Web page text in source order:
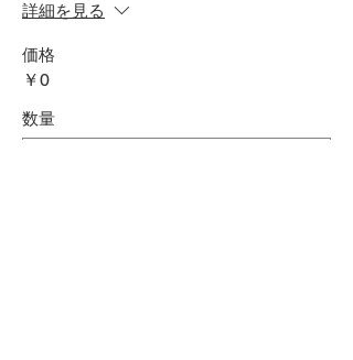
詳細を見る
価格
￥0
数量